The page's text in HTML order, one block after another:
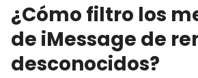
¿Cómo filtro los
de iMessage de
desconocidos?